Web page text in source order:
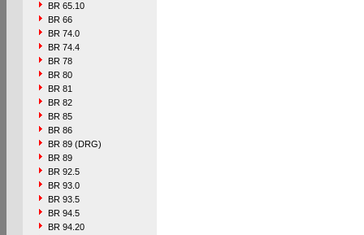
BR 65.10
BR 66
BR 74.0
BR 74.4
BR 78
BR 80
BR 81
BR 82
BR 85
BR 86
BR 89 (DRG)
BR 89
BR 92.5
BR 93.0
BR 93.5
BR 94.5
BR 94.20